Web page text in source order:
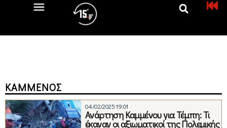
ΚΑΜΜΈΝΟΣ
04/02/2025 19:01
Ανάρτηση Καμμένου για Τέμπη: Τι
έκαναν οι αξιωματικοί της Πολεμικής